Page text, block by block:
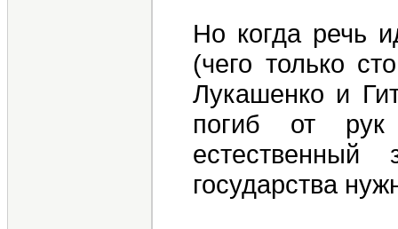
Но когда речь
(чего только
Лукашенко и
погиб от рук
государства